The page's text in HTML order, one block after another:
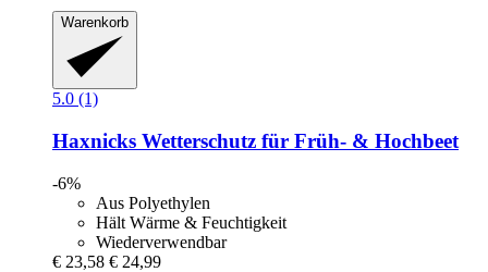
Warenkorb
5.0 (1)
Haxnicks Wetterschutz für Früh-​ & Hochbeet
-6%
Aus Polyethylen
Hält Wärme & Feuchtigkeit
Wiederverwendbar
€ 23,58 € 24,99